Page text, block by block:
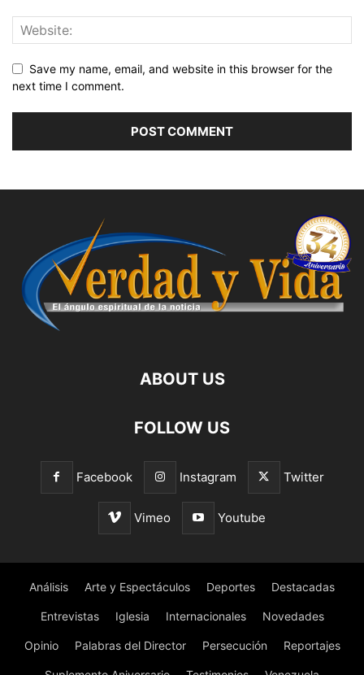
Save my name, email, and website in this browser for the
next time I comment.
ABOUT US
FOLLOW US
Facebook Instagram Twitter
Vimeo Youtube
Análisis Arte y Espectáculos Deportes Destacadas
Entrevistas Iglesia Internacionales Novedades
Opinio Palabras del Director Persecución Reportajes